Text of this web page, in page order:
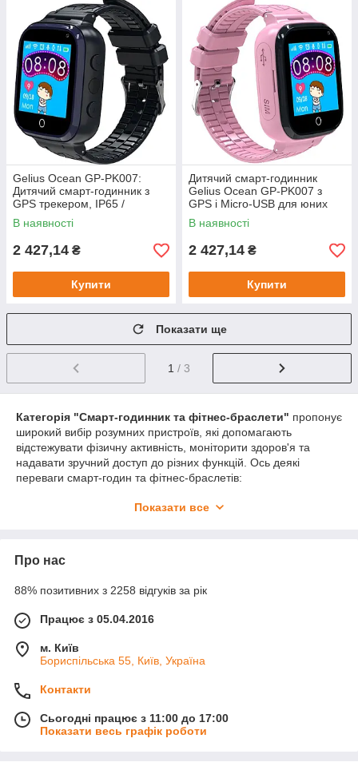
Gelius Ocean GP-PK007:
Дитячий смарт-годинник з
GPS трекером, IP65 /
Розумний годинник для дітей
/ Смарт годинник дитячий
В наявності
2 427,14 ₴
Купити
Дитячий смарт-годинник
Gelius Ocean GP-PK007 з
GPS і Micro-USB для юних
дослідників / Дитячий
годинник / Розумний
В наявності
2 427,14 ₴
Купити
Показати ще
1 / 3
Категорія "Смарт-годинник та фітнес-браслети" пропонує
широкий вибір розумних пристроїв, які допомагають
відстежувати фізичну активність, моніторити здоров'я та
надавати зручний доступ до різних функцій. Ось деякі
переваги смарт-годин та фітнес-браслетів:
браслети дозволяють відстежувати кількість пройдених
Це допомагає вести здоровий спосіб життя та досягати
Сон та відпочинок: Деякі смарт-години та фітнес-
аналізуючи якість та тривалість сну. Вони можуть
надавати дані про цикли сну та давати рекомендації
щодо покращення якості сну, що допомагає
Сповіщення та керування
про вхідні дзвінки, повідомлення, електронні листи та
інші події прямо на вашому зап'ясті. Вони також
Показати все
Про нас
88% позитивних з 2258 відгуків за рік
Працює з 05.04.2016
м. Київ
Бориспільська 55, Київ, Україна
Контакти
Сьогодні працює з 11:00 до 17:00
Показати весь графік роботи